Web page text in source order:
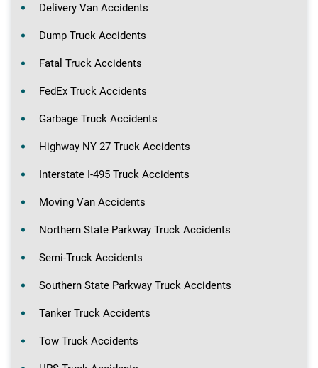
Delivery Van Accidents
Dump Truck Accidents
Fatal Truck Accidents
FedEx Truck Accidents
Garbage Truck Accidents
Highway NY 27 Truck Accidents
Interstate I-495 Truck Accidents
Moving Van Accidents
Northern State Parkway Truck Accidents
Semi-Truck Accidents
Southern State Parkway Truck Accidents
Tanker Truck Accidents
Tow Truck Accidents